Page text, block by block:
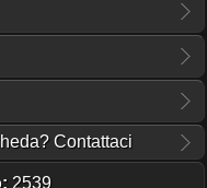
Contattaci
2539